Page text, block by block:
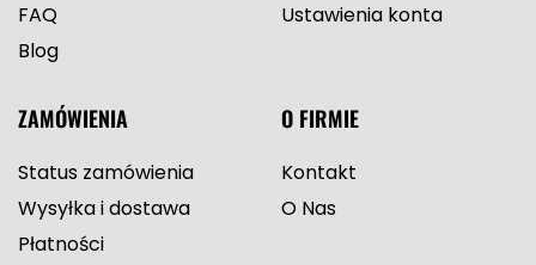
FAQ
Blog
Ustawienia konta
ZAMÓWIENIA
Status zamówienia
Wysyłka i dostawa
Płatności
O FIRMIE
Kontakt
O Nas